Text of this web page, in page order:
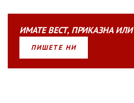
ИМАТЕВЕСТ, ПРИКАЗНАИЛИ
ПИШЕТЕ НИ